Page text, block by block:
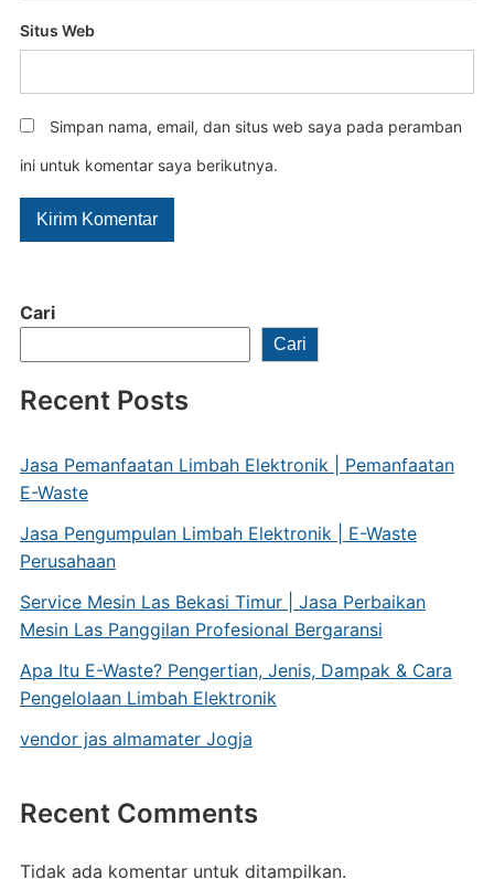
Cari
Cari
Recent Posts
Jasa Pemanfaatan Limbah Elektronik | Pemanfaatan
E-Waste
Jasa Pengumpulan Limbah Elektronik | E-Waste
Perusahaan
Service Mesin Las Bekasi Timur | Jasa Perbaikan
Mesin Las Panggilan Profesional Bergaransi
Apa Itu E-Waste? Pengertian, Jenis, Dampak & Cara
Pengelolaan Limbah Elektronik
vendor jas almamater Jogja
Recent Comments
Tidak ada komentar untuk ditampilkan.
Situs Web
Simpan nama, email, dan situs web saya pada peramban
ini untuk komentar saya berikutnya.